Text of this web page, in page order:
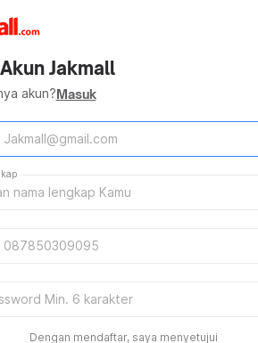
Jakmall
akun?Masuk
Dengan mendaftar, saya menyetujui